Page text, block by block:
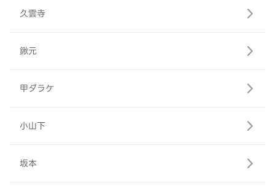
久雲寺
鍬元
甲ダラケ
小山下
坂本